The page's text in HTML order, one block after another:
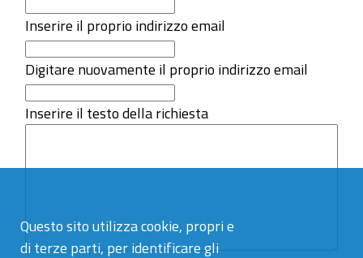
Questo sito utilizza cookie, propri e
di terze parti, per identificare gli
Inserire il proprio indirizzo email
Digitare nuovamente il proprio indirizzo email
Inserire il testo della richiesta